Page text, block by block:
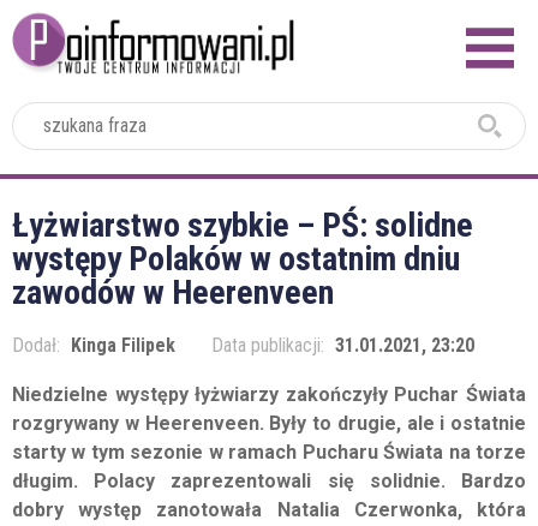
Łyżwiarstwo szybkie – PŚ: solidne
występy Polaków w ostatnim dniu
zawodów w Heerenveen
Dodał: Kinga Filipek Data publikacji: 31.01.2021, 23:20
Niedzielne występy łyżwiarzy zakończyły Puchar Świata
rozgrywany w Heerenveen. Były to drugie, ale i ostatnie
starty w tym sezonie w ramach Pucharu Świata na torze
długim. Polacy zaprezentowali się solidnie. Bardzo
dobry występ zanotowała Natalia Czerwonka, która